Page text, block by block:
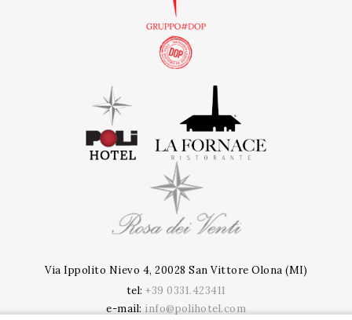
Via Ippolito Nievo 4, 20028 San Vittore Olona (MI)
tel: +39 0331.423411
e-mail: info@polihotel.com